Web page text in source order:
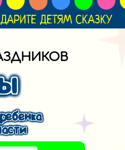
ДЕТЯМ СКАЗКУ